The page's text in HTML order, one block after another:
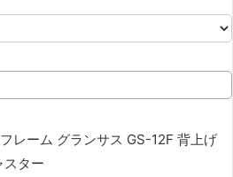
レーム グランサス GS-12F 背上げ
スター